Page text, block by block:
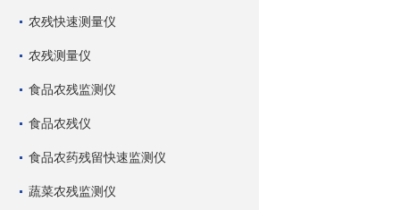
农残快速测量仪
农残测量仪
食品农残监测仪
食品农残仪
食品农药残留快速监测仪
蔬菜农残监测仪